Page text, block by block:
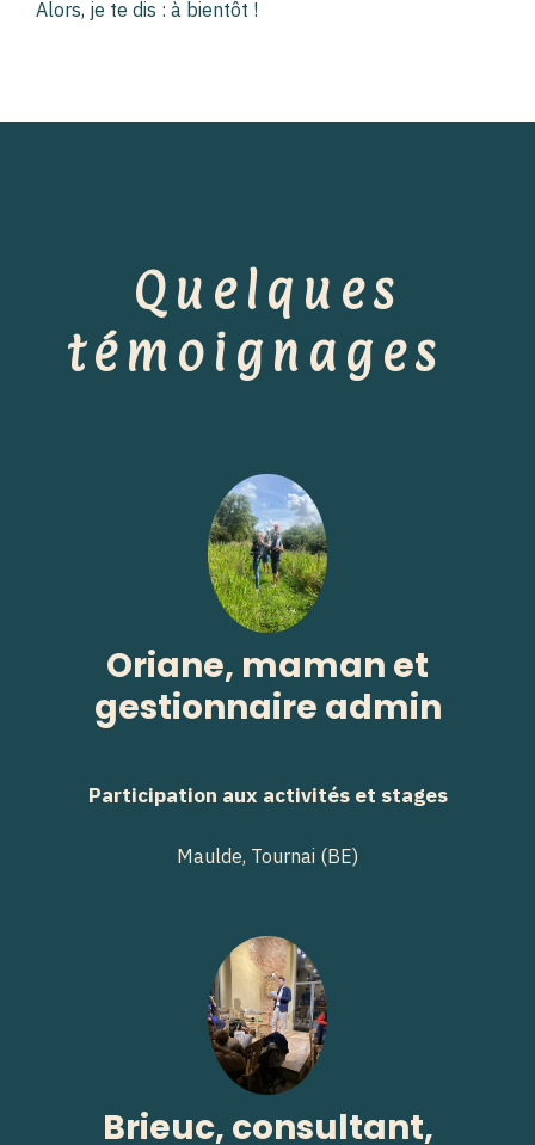
Alors, je te dis : à bientôt !
Quelques
témoignages
Oriane, maman et
gestionnaire admin
Participation aux activités et stages
Maulde, Tournai (BE)
Brieuc, consultant,